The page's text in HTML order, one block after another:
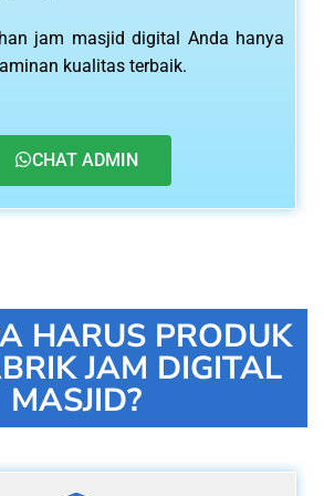
jam masjid digital Anda hanya
kualitas terbaik.
CHAT ADMIN
HARUS PRODUK
JAM DIGITAL
MASJID?